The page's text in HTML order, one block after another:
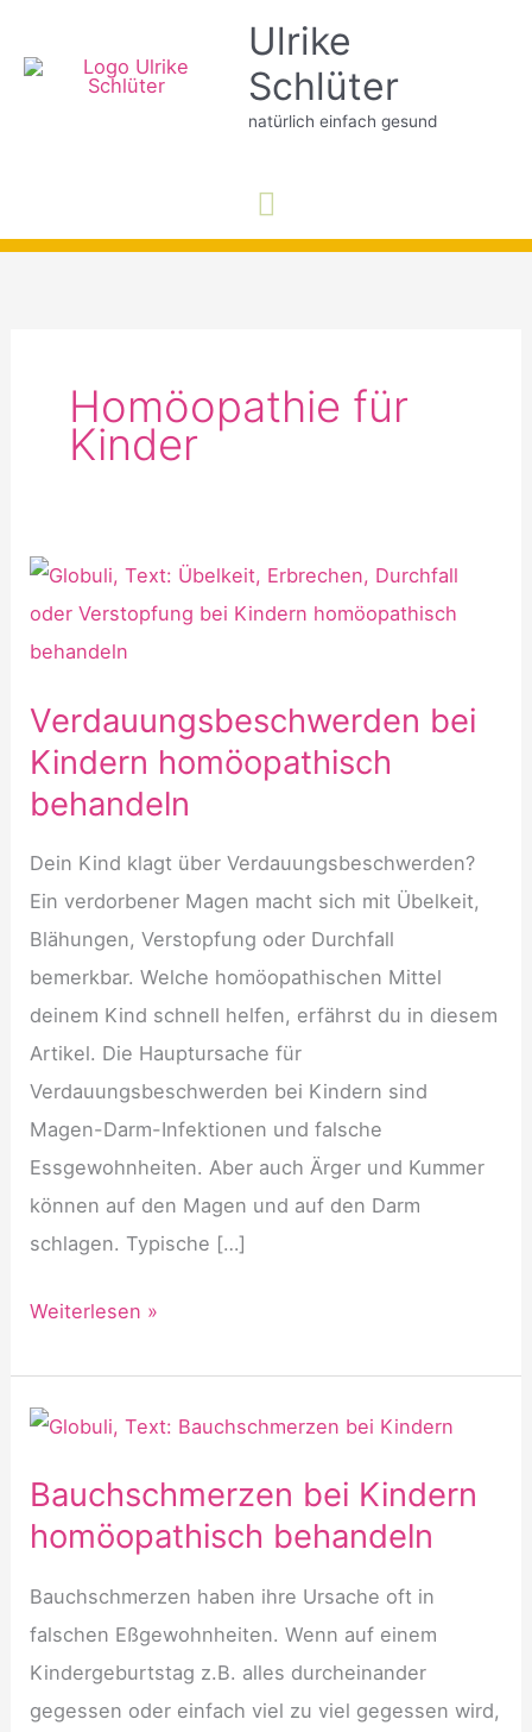
Inhalt
Ulrike
Schlüter
natürlich einfach gesund
Hauptmenü
Homöopathie für
Kinder
Verdauungsbeschwerden bei
Kindern homöopathisch
behandeln
Dein Kind klagt über Verdauungsbeschwerden?
Ein verdorbener Magen macht sich mit Übelkeit,
Blähungen, Verstopfung oder Durchfall
bemerkbar. Welche homöopathischen Mittel
deinem Kind schnell helfen, erfährst du in diesem
Artikel. Die Hauptursache für
Verdauungsbeschwerden bei Kindern sind
Magen-Darm-Infektionen und falsche
Essgewohnheiten. Aber auch Ärger und Kummer
können auf den Magen und auf den Darm
schlagen. Typische […]
Verdauungsbeschwerden
homöopathisch
Weiterlesen »
Bauchschmerzen bei Kindern
homöopathisch behandeln
Bauchschmerzen haben ihre Ursache oft in
falschen Eßgewohnheiten. Wenn auf einem
Kindergeburtstag z.B. alles durcheinander
gegessen oder einfach viel zu viel gegessen wird,